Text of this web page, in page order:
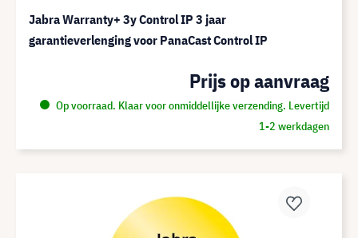
Jabra Warranty+ 3y Control IP 3 jaar
garantieverlenging voor PanaCast Control IP
Prijs op aanvraag
Op voorraad. Klaar voor onmiddellijke verzending. Levertijd
1-2 werkdagen